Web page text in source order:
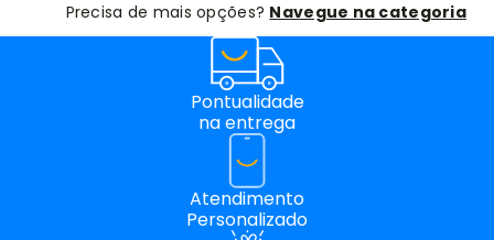
Precisa de mais opções? Navegue na categoria
Pontualidade
na entrega
Atendimento
Personalizado